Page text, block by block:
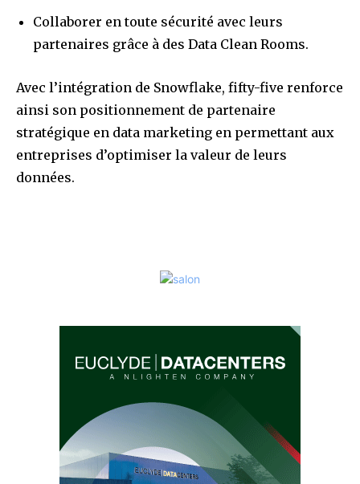
Collaborer en toute sécurité avec leurs
partenaires grâce à des Data Clean Rooms.
Avec l’intégration de Snowflake, fifty-five renforce
ainsi son positionnement de partenaire
stratégique en data marketing en permettant aux
entreprises d’optimiser la valeur de leurs
données.